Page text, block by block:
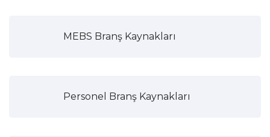
MEBS Branş Kaynakları
Personel Branş Kaynakları